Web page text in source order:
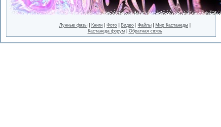
Лунные фазы Книги Фото Видео Файлы Мир Кастанеды
Кастанеда форум| Обратная связь